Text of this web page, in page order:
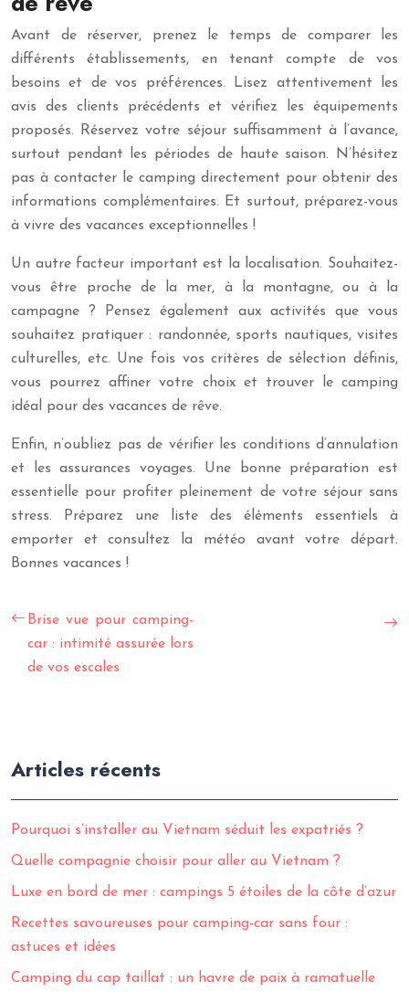
Avant de réserver, prenez le temps de comparer les
différents établissements, en tenant compte de vos
besoins et de vos préférences. Lisez attentivement les
avis des clients précédents et vérifiez les équipements
proposés. Réservez votre séjour suffisamment à l’avance,
surtout pendant les périodes de haute saison. N’hésitez
pas à contacter le camping directement pour obtenir des
informations complémentaires. Et surtout, préparez-vous
à vivre des vacances exceptionnelles !
Un autre facteur important est la localisation. Souhaitez-
vous être proche de la mer, à la montagne, ou à la
campagne ? Pensez également aux activités que vous
souhaitez pratiquer : randonnée, sports nautiques, visites
culturelles, etc. Une fois vos critères de sélection définis,
vous pourrez affiner votre choix et trouver le camping
idéal pour des vacances de rêve.
Enfin, n’oubliez pas de vérifier les conditions d’annulation
et les assurances voyages. Une bonne préparation est
essentielle pour profiter pleinement de votre séjour sans
stress. Préparez une liste des éléments essentiels à
emporter et consultez la météo avant votre départ.
Bonnes vacances !
Brise vue pour camping-
car : intimité assurée lors
de vos escales
Articles récents
Pourquoi s’installer au Vietnam séduit les expatriés ?
Quelle compagnie choisir pour aller au Vietnam ?
Luxe en bord de mer : campings 5 étoiles de la côte d’azur
Recettes savoureuses pour camping-car sans four :
astuces et idées
Camping du cap taillat : un havre de paix à ramatuelle